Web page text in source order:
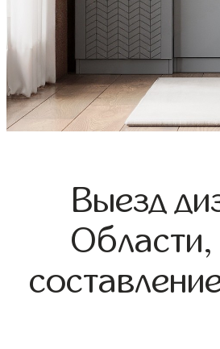
Выезд
Области,